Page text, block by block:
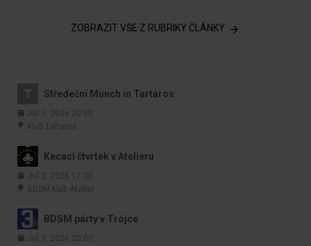
ZOBRAZIT VŠE Z RUBRIKY ČLÁNKY
Středeční Munch in Tartaros
Jul 1, 2026 20:00
Klub Tartaros
Kecací čtvrtek v Atelieru
Jul 2, 2026 17:00
BDSM klub Atelier
BDSM párty v Trojce
Jul 3, 2026 20:00